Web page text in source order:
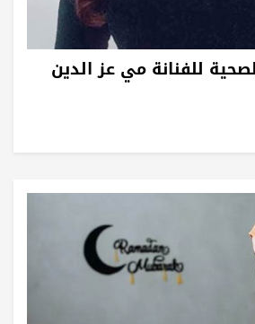
للفنانة مي عز الدين